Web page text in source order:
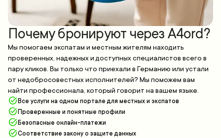
Почему бронируют через A4ord?
Мы помогаем экспатам и местным жителям находить
проверенных, надежных и доступных специалистов всего в
пару кликов. Вы только что приехали в Германию или устали
от недобросовестных исполнителей? Мы поможем вам
найти профессионала, который говорит на вашем языке.
Все услуги на одном портале для местных и экспатов
Проверенные и понятные профили
Безопасные онлайн-платежи
Соответствие закону о защите данных